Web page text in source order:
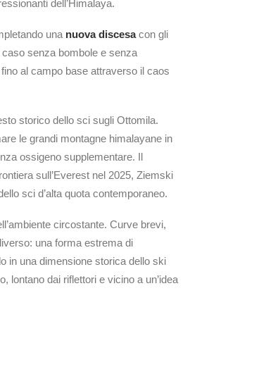
dell’Himalaya.
una nuova discesacon gli
senza bombole e senza
al campo base attraverso il caos
storico dello sci sugli Ottomila.
le grandi montagne himalayane in
ossigeno supplementare. Il
sull’Everest nel 2025, Ziemski
sci d’alta quota contemporaneo.
circostante. Curve brevi,
una forma estrema di
in una dimensione storica dello ski
lontano dai riflettori e vicino a un’idea